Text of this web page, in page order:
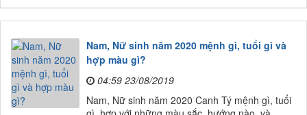
Nam, Nữ sinh năm 2020 mệnh gì, tuổi gì và
hợp màu gì?
04:59 23/08/2019
Nam, Nữ sinh năm 2020 Canh Tý mệnh gì, tuổi